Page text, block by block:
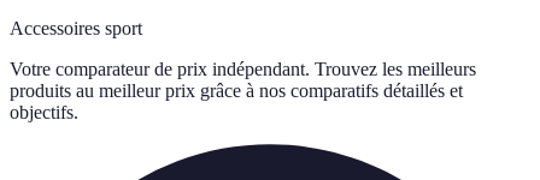
Accessoires sport
Votre comparateur de prix indépendant. Trouvez les meilleurs
produits au meilleur prix grâce à nos comparatifs détaillés et
objectifs.